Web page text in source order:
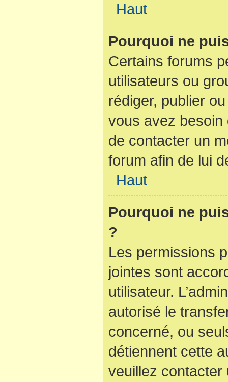
Haut
Pourquoi ne
Certains forums
utilisateurs ou
rédiger, publier
vous avez
de contacter un
forum afin de lui
Haut
Pourquoi ne
?
Les permissions
jointes sont
utilisateur.
autorisé le
concerné, ou
détiennent cette
veuillez contacter